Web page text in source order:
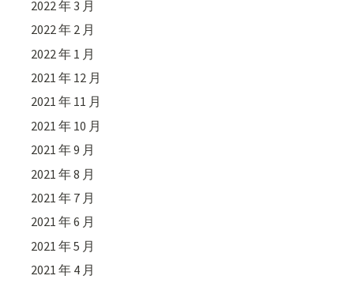
2022 年 3 月
2022 年 2 月
2022 年 1 月
2021 年 12 月
2021 年 11 月
2021 年 10 月
2021 年 9 月
2021 年 8 月
2021 年 7 月
2021 年 6 月
2021 年 5 月
2021 年 4 月